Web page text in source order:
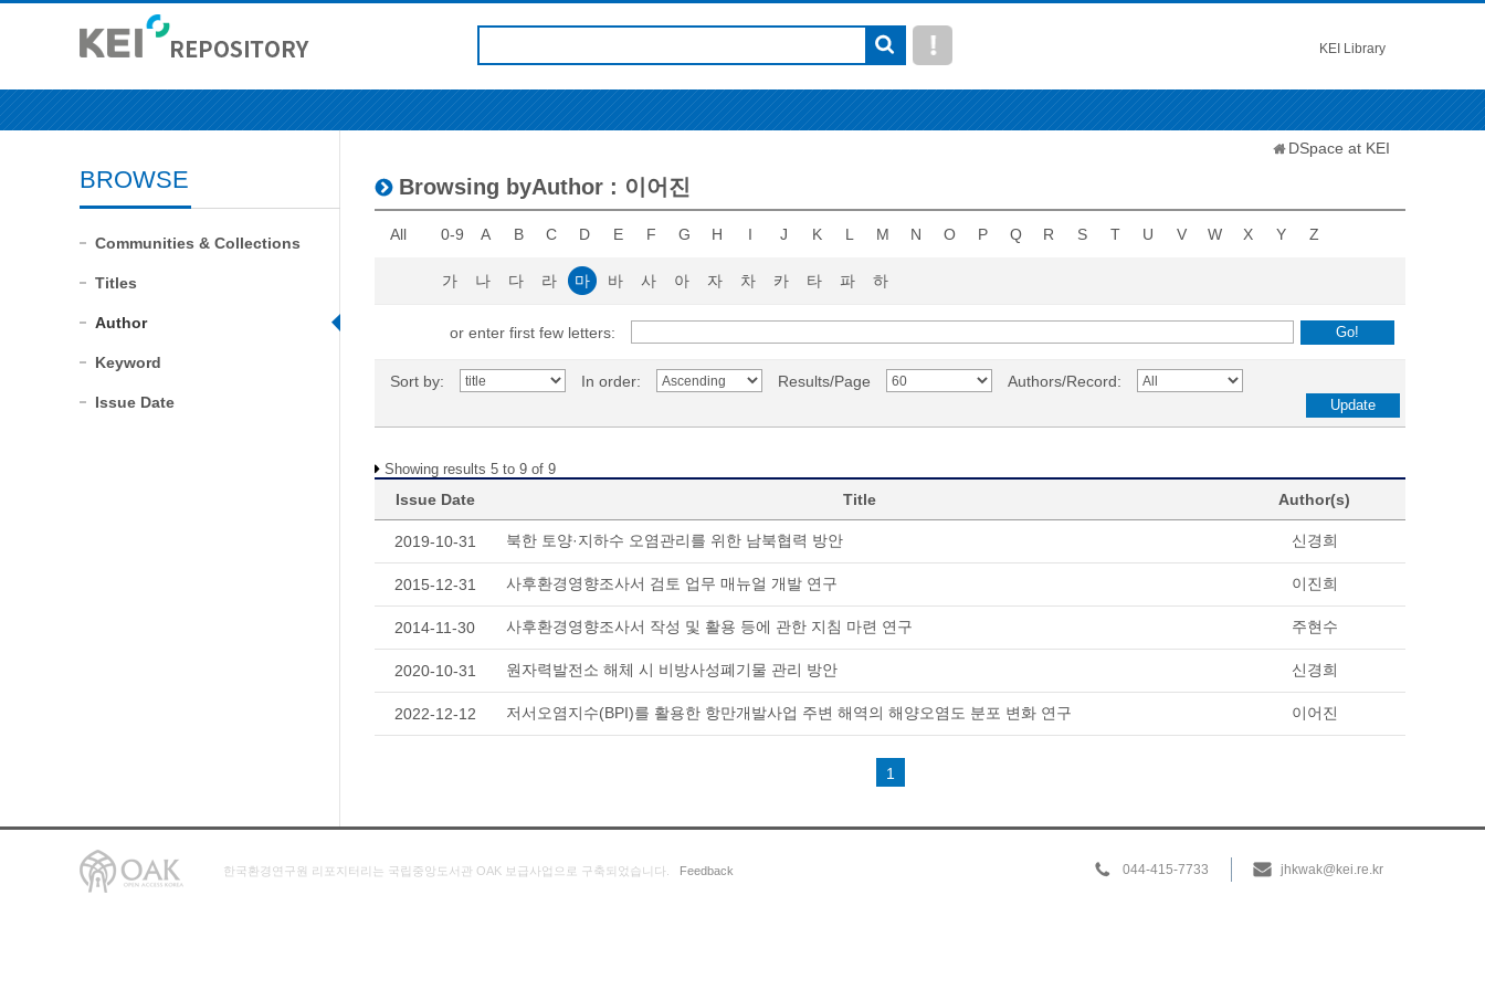
KEI Library
BROWSE
Communities & Collections
Titles
Author
Keyword
Issue Date
DSpace at KEI
Browsing byAuthor : 이어진
All 0-9 A B C D E F G H I J K L M N O P Q R S T U V W X Y Z
가 나 다 라 마 바 사 아 자 차 카 타 파 하
or enter first few letters:
Sort by: In order: Results/Page Authors/Record:
Showing results 5 to 9 of 9
Issue Date Title Author(s)
2019-10-31 북한 토양·지하수 오염관리를 위한 남북협력 방안 신경희
2015-12-31 사후환경영향조사서 검토 업무 매뉴얼 개발 연구 이진희
2014-11-30 사후환경영향조사서 작성 및 활용 등에 관한 지침 마련 연구 주현수
2020-10-31 원자력발전소 해체 시 비방사성폐기물 관리 방안 신경희
2022-12-12 저서오염지수(BPI)를 활용한 항만개발사업 주변 해역의 해양오염도 분포 변화 연구 이어진
1
044-415-7733 jhkwak@kei.re.kr
한국환경연구원 리포지터리는 국립중앙도서관 OAK 보급사업으로 구축되었습니다. Feedback